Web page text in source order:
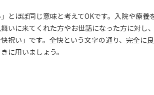
とほぼ同じ意味と考えてOKです。入院や療養
いに来てくれた方やお世話になった方に対し
祝い」です。全快という文字の通り、完全に
に用いましょう。